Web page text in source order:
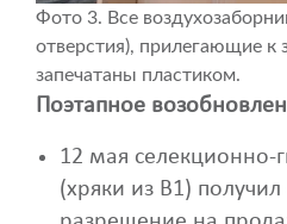
Фото 3. Все
отверстия), прилегающие
запечатаны пластиком.
Поэтапное
12 мая селекционно-
(хряки из B1)